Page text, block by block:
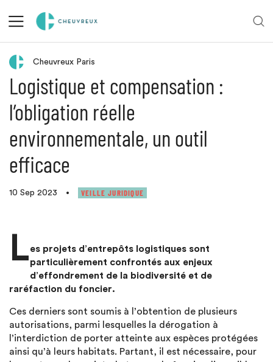
Retour aux actualités
Cheuvreux Paris
Logistique et compensation :
l’obligation réelle
environnementale, un outil
efficace
10 Sep 2023 • VEILLE JURIDIQUE
Les projets d’entrepôts logistiques sont
particulièrement confrontés aux enjeux
d’effondrement de la biodiversité et de
raréfaction du foncier.
Ces derniers sont soumis à l’obtention de plusieurs
autorisations, parmi lesquelles la dérogation à
l’interdiction de porter atteinte aux espèces protégées
ainsi qu’à leurs habitats. Partant, il est nécessaire, pour